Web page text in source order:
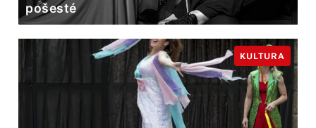
pošesté
KULTURA